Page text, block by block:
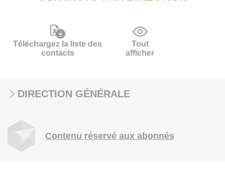
Téléchargez la liste des
contacts
Tout
afficher
DIRECTION GÉNÉRALE
Contenu réservé aux abonnés